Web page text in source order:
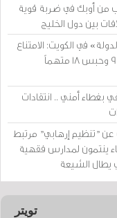
من أوبك في ضربة قوية
بين دول الخليج
في الكويت: الامتناع
عن معاقبة 109 مدونين وتبرئة 9 وحبس 18 متهماً
بغطاء أمني .. انتقادات
عن "تنظيم إرهابي" مرتبط
ينتمون لمدارس فقهية
يطال الشيعة
تويتر